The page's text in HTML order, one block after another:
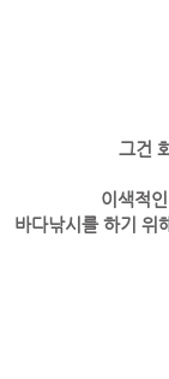
그건
이색적
바다낚시를 하기